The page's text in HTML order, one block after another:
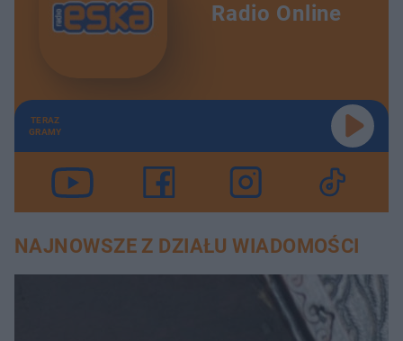
Radio Online
TERAZ
GRAMY
NAJNOWSZE Z DZIAŁU WIADOMOŚCI